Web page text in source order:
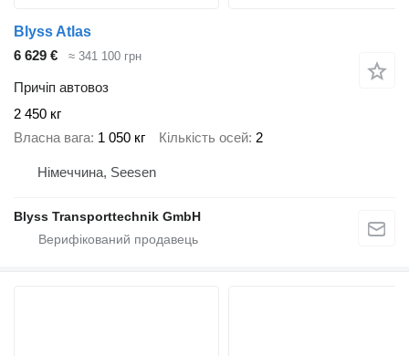
Blyss Atlas
6 629 €
≈ 341 100 грн
Причіп автовоз
2 450 кг
Власна вага 1 050 кг Кількість осей 2
Німеччина, Seesen
Blyss Transporttechnik GmbH